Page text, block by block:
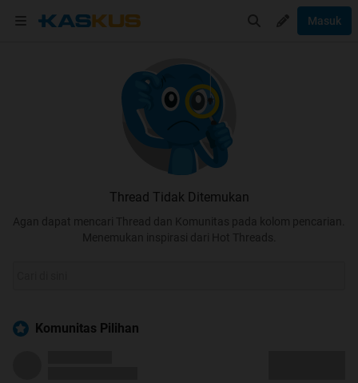
Masuk
Thread Tidak Ditemukan
Agan dapat mencari Thread dan Komunitas pada kolom pencarian.
Menemukan inspirasi dari Hot Threads.
Komunitas Pilihan